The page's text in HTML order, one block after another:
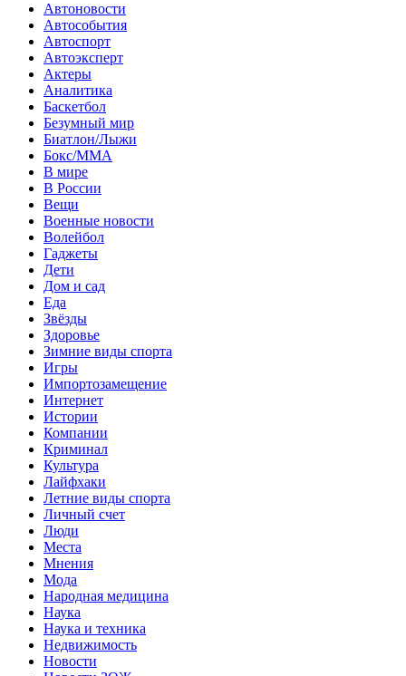
Автоновости
Автособытия
Автоспорт
Автоэксперт
Актеры
Аналитика
Баскетбол
Безумный мир
Биатлон/Лыжи
Бокс/MMA
В мире
В России
Вещи
Военные новости
Волейбол
Гаджеты
Дети
Дом и сад
Еда
Звёзды
Здоровье
Зимние виды спорта
Игры
Импортозамещение
Интернет
Истории
Компании
Криминал
Культура
Лайфхаки
Летние виды спорта
Личный счет
Люди
Места
Мнения
Мода
Народная медицина
Наука
Наука и техника
Недвижимость
Новости